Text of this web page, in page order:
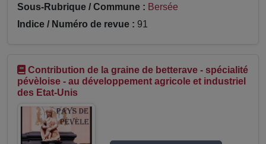
Sous-Rubrique / Commune : Bersée
Indice / Numéro de revue : 91
Contribution de la graine de betterave - spécialité
pévèloise - au développement agricole et industriel
des Etat-Unis